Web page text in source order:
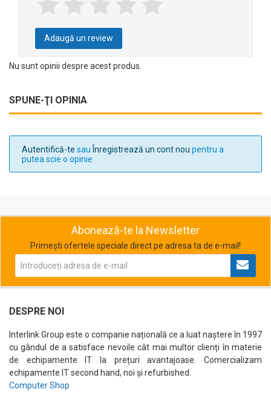
Adaugă un review
Nu sunt opinii despre acest produs.
SPUNE-ŢI OPINIA
Autentifică-te sau Înregistrează un cont nou pentru a
putea scie o opinie
Abonează-te la Newsletter
Primești ofertele speciale direct pe adresa ta de e-mail!
DESPRE NOI
Interlink Group este o companie națională ce a luat naștere în 1997
cu gândul de a satisface nevoile cât mai multor clienți în materie
de echipamente IT la prețuri avantajoase. Comercializam
echipamente IT second hand, noi și refurbished.
Computer Shop